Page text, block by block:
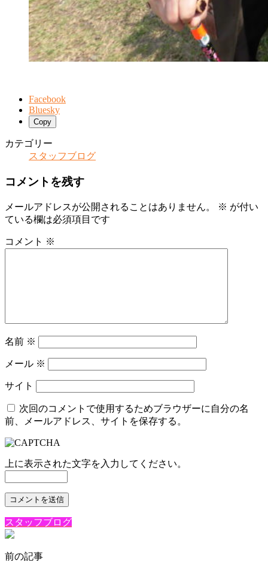
Facebook
Bluesky
Copy
カテゴリー
スタッフブログ
コメントを残す
メールアドレスが公開されることはありません。 ※ が付い
ている欄は必須項目です
コメント ※
名前 ※
メール ※
サイト
次回のコメントで使用するためブラウザーに自分の名
前、メールアドレス、サイトを保存する。
上に表示された文字を入力してください。
スタッフブログ
前の記事